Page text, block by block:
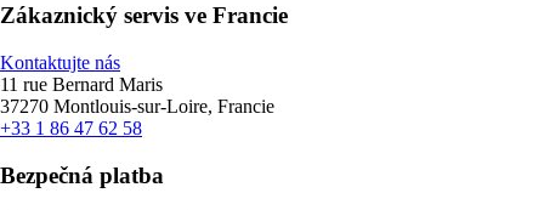
Zákaznický servis ve Francie
Kontaktujte nás
11 rue Bernard Maris
37270 Montlouis-sur-Loire, Francie
+33 1 86 47 62 58
Bezpečná platba